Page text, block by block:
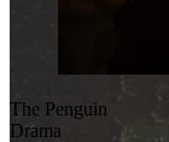
The Penguin
Drama